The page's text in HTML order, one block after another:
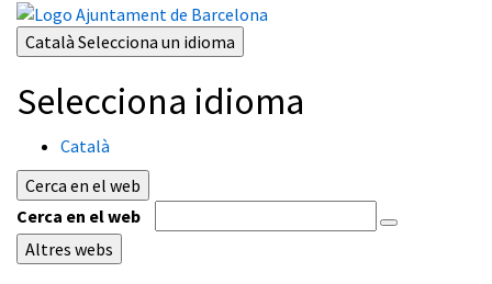
Català Selecciona un idioma
Selecciona idioma
Català
Cerca en el web
Cerca en el web
Altres webs